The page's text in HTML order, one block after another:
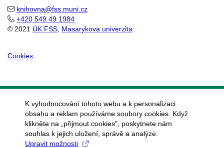
knihovna@fss.muni.cz
+420 549 49 1984
© 2021 ÚK FSS Masarykova univerzita
Cookies
K vyhodnocování tohoto webu a k personalizaci
obsahu a reklam používáme soubory cookies. Když
klikněte na „přijmout cookies", poskytnete nám
souhlas k jejich uložení, správě a analýze.
Upravit možnosti